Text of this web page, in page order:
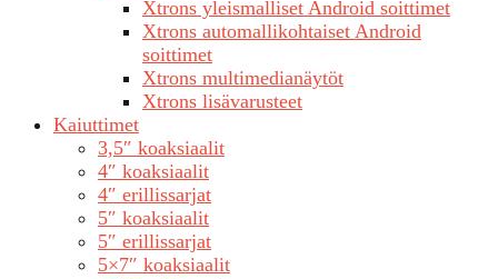
Xtrons yleismalliset Android soittimet
Xtrons automallikohtaiset Android
soittimet
Xtrons multimedianäytöt
Xtrons lisävarusteet
Kaiuttimet
3,5″ koaksiaalit
4″ koaksiaalit
4″ erillissarjat
5″ koaksiaalit
5″ erillissarjat
5×7″ koaksiaalit